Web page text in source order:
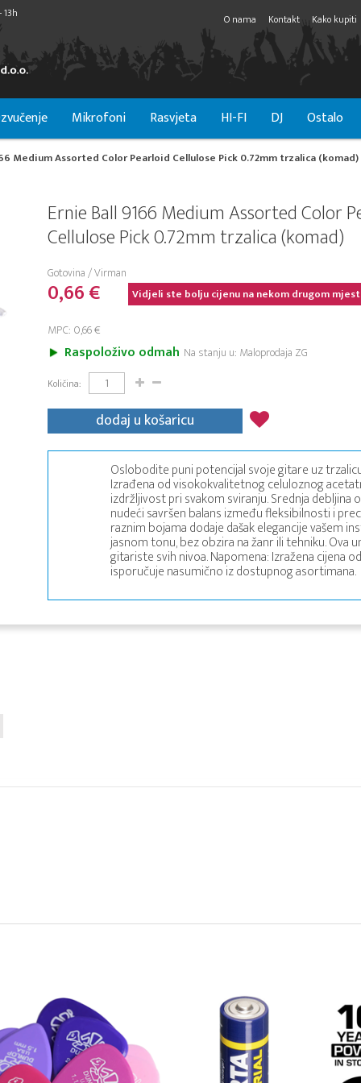
O nama Kontakt Kako kupiti
Mikrofoni Rasvjeta HI-FI DJ Ostalo
Medium Assorted Color Pearloid Cellulose Pick 0.72mm trzalica (komad)
Ernie Ball 9166 Medium Assorted Color
Cellulose Pick 0.72mm trzalica (komad)
Gotovina / Virman
0,66 € Vidjeli ste bolju cijenu na nekom drugom
MPC: 0,66 €
Raspoloživo odmah Na stanju u: Maloprodaja ZG
Količina:
dodaj u košaricu
Oslobodite puni potencijal svoje gitare uz
Izrađena od visokokvalitetnog celuloznog
izdržljivost pri svakom sviranju. Srednja
nudeći savršen balans između fleksibilnosti i
raznim bojama dodaje dašak elegancije vašem
jasnom tonu, bez obzira na žanr ili tehniku. Ova
gitariste svih nivoa. Napomena: Izražena cijena
isporučuje nasumično iz dostupnog asortimana.